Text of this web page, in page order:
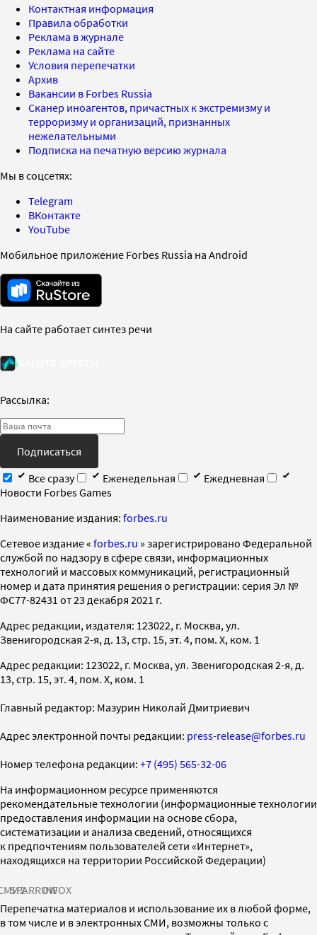
Контактная информация
Правила обработки
Реклама в журнале
Реклама на сайте
Условия перепечатки
Архив
Вакансии в Forbes Russia
Сканер иноагентов, причастных к экстремизму и
терроризму и организаций, признанных
нежелательными
Подписка на печатную версию журнала
Мы в соцсетях:
Telegram
ВКонтакте
YouTube
Мобильное приложение Forbes Russia на Android
На сайте работает синтез речи
Рассылка:
Подписаться
Все сразу
Еженедельная
Ежедневная
Новости Forbes Games
Наименование издания: forbes.ru
Cетевое издание « forbes.ru » зарегистрировано Федеральной
службой по надзору в сфере связи, информационных
технологий и массовых коммуникаций, регистрационный
номер и дата принятия решения о регистрации: серия Эл №
ФС77-82431 от 23 декабря 2021 г.
Адрес редакции, издателя: 123022, г. Москва, ул.
Звенигородская 2-я, д. 13, стр. 15, эт. 4, пом. X, ком. 1
Адрес редакции: 123022, г. Москва, ул. Звенигородская 2-я, д.
13, стр. 15, эт. 4, пом. X, ком. 1
Главный редактор: Мазурин Николай Дмитриевич
Адрес электронной почты редакции: press-release@forbes.ru
Номер телефона редакции: +7 (495) 565-32-06
На информационном ресурсе применяются
рекомендательные технологии (информационные технологии
предоставления информации на основе сбора,
систематизации и анализа сведений, относящихся
к предпочтениям пользователей сети «Интернет»,
находящихся на территории Российской Федерации)
SPARROWINFOX
Перепечатка материалов и использование их в любой форме,
в том числе и в электронных СМИ, возможны только с